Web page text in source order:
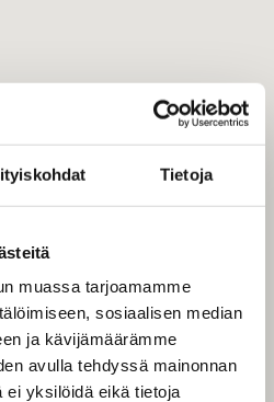
Tietoja
muassa tarjoamamme
sosiaalisen median
ja kävijämäärämme
avulla tehdyssä mainonnan
ei yksilöidä eikä tietoja